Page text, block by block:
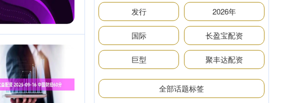
发行 2026年
国际 长盈宝配资
巨型 聚丰达配资
全部话题标签